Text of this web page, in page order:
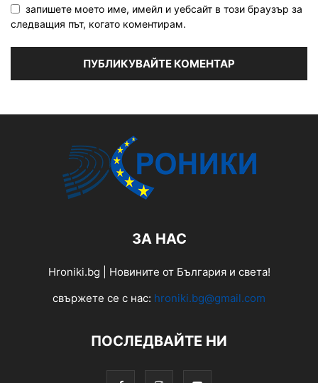
запишете моето име, имейл и уебсайт в този браузър за
следващия път, когато коментирам.
ЗА НАС
Hroniki.bg | Новините от България и света!
свържете се с нас: hroniki.bg@gmail.com
ПОСЛЕДВАЙТЕ НИ